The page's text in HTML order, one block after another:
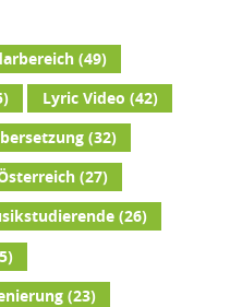
(49)
Lyric Video (42)
(32)
(27)
(26)
(23)